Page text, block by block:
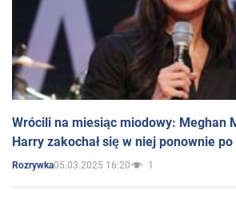
Wrócili na miesiąc miodowy: Meghan
Harry zakochał się w niej ponownie
Rozrywka05.03.2025 16:20 1